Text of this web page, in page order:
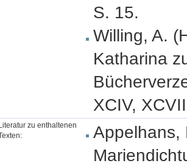
S. 15.
Willing, A.
Katharina
XCIV,
Literatur zu enthaltenen
Appelhans,